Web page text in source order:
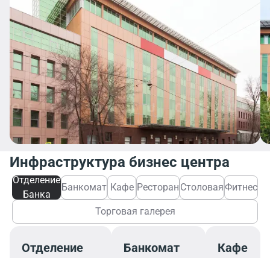
Инфраструктура бизнес центра
Отделение
Банка
Банкомат Кафе Ресторан СтоловаяФитнес
Торговая галерея
Отделение
Банкомат Кафе